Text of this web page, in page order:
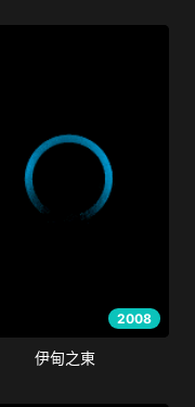
2008
伊甸之東